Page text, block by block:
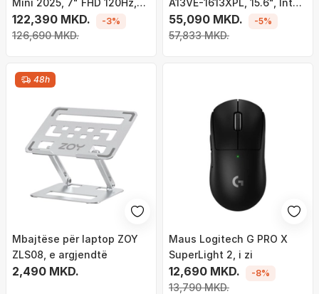
Mini 2025, 7" FHD 120Hz,
Ryzen AI 9 HX370, 32GB
RAM 2TB SSD, i zi
122,390 MKD.
126,690 MKD.
-3%
A13VE-1613XPL, 15.6", Intel
Core i5-13420H, 16GB RAM,
512GB SSD, NVIDIA GeForce
55,090 MKD.
57,833 MKD.
-5%
48h
Mbajtëse për laptop ZOY
ZLS08, e argjendtë
2,490 MKD.
Maus Logitech G PRO X
SuperLight 2, i zi
12,690 MKD.
13,790 MKD.
-8%